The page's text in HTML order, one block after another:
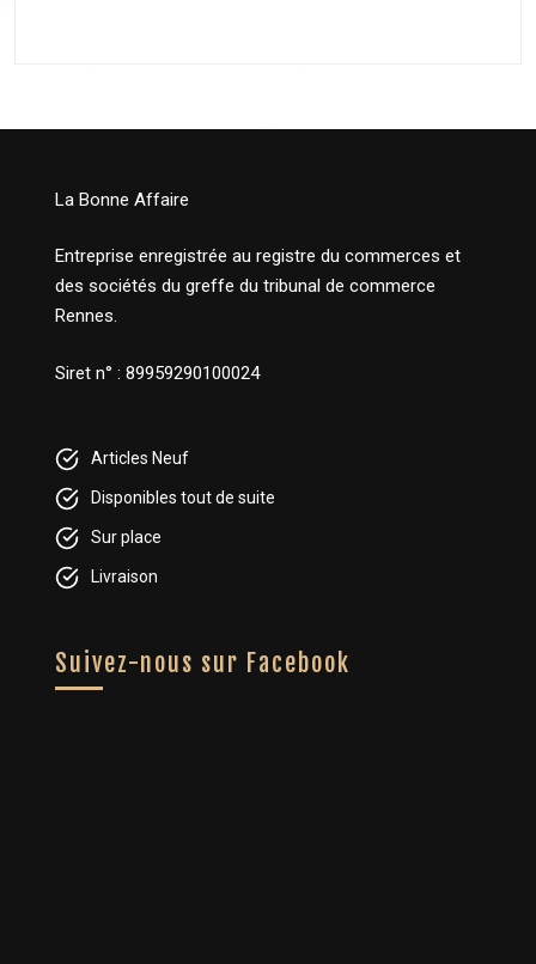
La Bonne Affaire
Entreprise enregistrée au registre du commerces et
des sociétés du greffe du tribunal de commerce
Rennes.
Siret n° : 89959290100024
Articles Neuf
Disponibles tout de suite
Sur place
Livraison
Suivez-nous sur Facebook